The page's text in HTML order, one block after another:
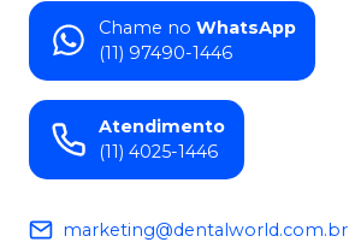
Chame no WhatsApp
(11) 97490-1446
Atendimento
(11) 4025-1446
marketing@dentalworld.com.br